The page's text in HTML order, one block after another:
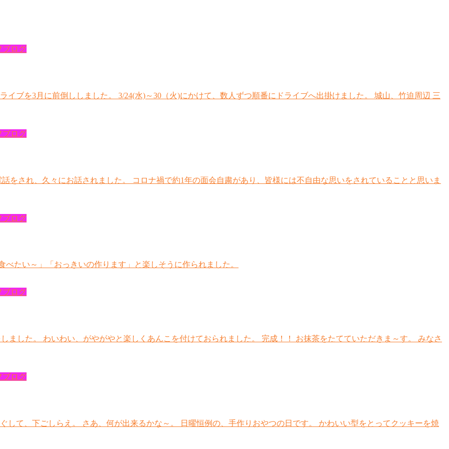
ブログ
ブを3月に前倒ししました。 3/24(水)～30（火)にかけて、数人ずつ順番にドライブへ出掛けました。 城山、竹迫周辺 三
ブログ
をされ、久々にお話されました。 コロナ禍で約1年の面会自粛があり、皆様には不自由な思いをされていることと思いま
ブログ
たい～」「おっきいの作ります」と楽しそうに作られました。
ブログ
ました。 わいわい、がやがやと楽しくあんこを付けておられました。 完成！！ お抹茶をたてていただきま～す。 みなさ
ブログ
して、下ごしらえ。 さあ、何が出来るかな～。 日曜恒例の、手作りおやつの日です。 かわいい型をとってクッキーを焼